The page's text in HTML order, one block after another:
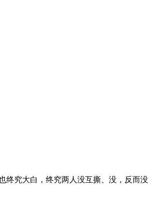
终究大白，终究两人没互撕、没，反而没